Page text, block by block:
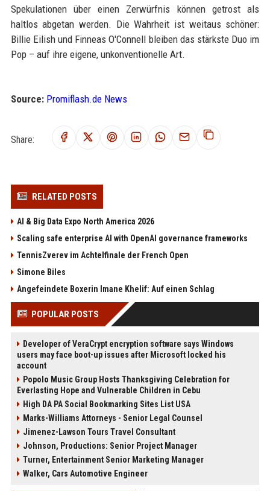
Spekulationen über einen Zerwürfnis können getrost als
haltlos abgetan werden. Die Wahrheit ist weitaus schöner:
Billie Eilish und Finneas O'Connell bleiben das stärkste Duo im
Pop – auf ihre eigene, unkonventionelle Art.
Source: Promiflash.de News
Share:
RELATED POSTS
AI & Big Data Expo North America 2026
Scaling safe enterprise AI with OpenAI governance frameworks
TennisZverev im Achtelfinale der French Open
Simone Biles
Angefeindete Boxerin Imane Khelif: Auf einen Schlag
POPULAR POSTS
Developer of VeraCrypt encryption software says Windows
users may face boot-up issues after Microsoft locked his
account
Popolo Music Group Hosts Thanksgiving Celebration for
Everlasting Hope and Vulnerable Children in Cebu
High DA PA Social Bookmarking Sites List USA
Marks-Williams Attorneys - Senior Legal Counsel
Jimenez-Lawson Tours Travel Consultant
Johnson, Productions: Senior Project Manager
Turner, Entertainment Senior Marketing Manager
Walker, Cars Automotive Engineer